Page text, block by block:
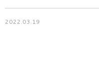
2022.03.19